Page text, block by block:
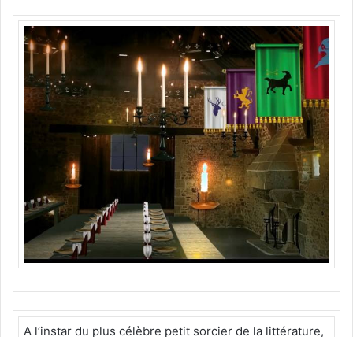
A l’instar du plus célèbre petit sorcier de la littérature,